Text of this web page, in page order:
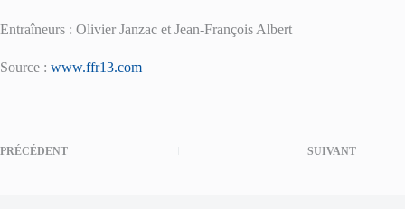
Entraîneurs : Olivier Janzac et Jean-François Albert
Source : www.ffr13.com
PRÉCÉDENT SUIVANT